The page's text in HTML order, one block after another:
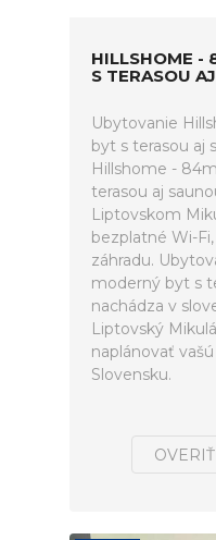
HILLSHOME -
S TERASOU
Ubytovanie
byt s terasou aj
Hillshome -
terasou aj
Liptovskom
bezplatné Wi-
záhradu.
moderný byt s
nachádza v
Liptovský
naplánovať
Slovensku.